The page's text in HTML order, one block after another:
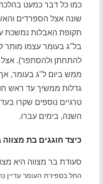
כמו כל דבר כמעט בהלכה
שונה אצל הספרדים
תקופת האבלות נמשכת
בל"ג בעומר עצמו מותר
להתחתן ולהסתפר).
ממש ביום ל"ג בעומר,
גדלות ממשיך עד ראש
טרגיים נוספים שקרו
השנה, בימים עברו.
כיצד חוגגים בת
סעודת בר מצווה היא
החל בספירת העומר עדיין